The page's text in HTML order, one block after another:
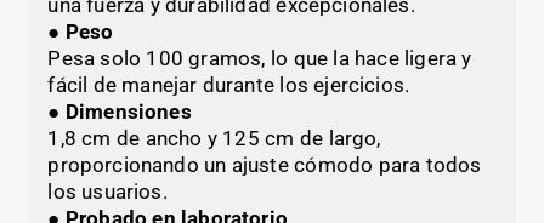
una fuerza y durabilidad excepcionales.
● Peso
Pesa solo 100 gramos, lo que la hace ligera y
fácil de manejar durante los ejercicios.
● Dimensiones
1,8 cm de ancho y 125 cm de largo,
proporcionando un ajuste cómodo para todos
los usuarios.